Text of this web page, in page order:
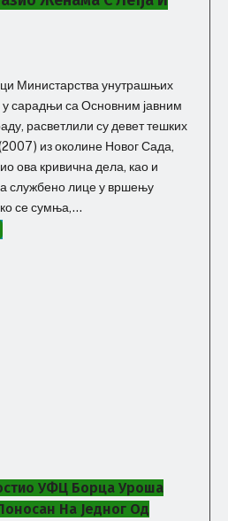
Министарства унутрашњих
сарадњи са Основним јавним
расветлили су девет тешких
из околине Новог Сада,
ова кривична дела, као и
службено лице у вршењу
се сумња,...
УФЦ Борца Уроша
На Једног Од